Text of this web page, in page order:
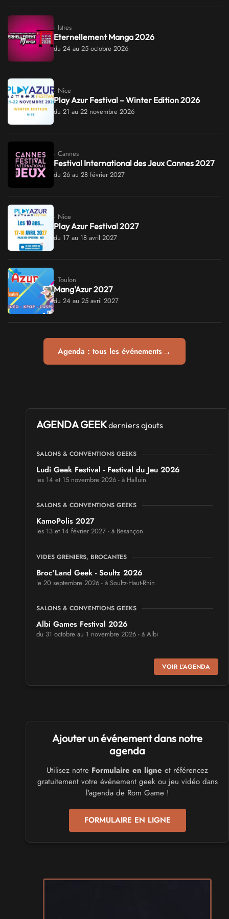
· Istres
Eternellement Manga 2026
du 24 au 25 octobre 2026
· Nice
Play Azur Festival – Winter Edition 2026
du 21 au 22 novembre 2026
· Cannes
Festival International des Jeux Cannes 2027
du 26 au 28 février 2027
· Nice
Play Azur Festival 2027
du 17 au 18 avril 2027
· Toulon
Mang'Azur 2027
du 24 au 25 avril 2027
Agenda : tous les événements→
AGENDA GEEKderniers ajouts
SALONS & CONVENTIONS GEEKS
Ludi Geek Festival - Festival du Jeu 2026
les 14 et 15 novembre 2026 - à Halluin
SALONS & CONVENTIONS GEEKS
KamoPolis 2027
les 13 et 14 février 2027 - à Besançon
VIDES GRENIERS, BROCANTES
Broc'Land Geek - Soultz 2026
le 20 septembre 2026 - à Soultz-Haut-Rhin
SALONS & CONVENTIONS GEEKS
Albi Games Festival 2026
du 31 octobre au 1 novembre 2026 - à Albi
Virtual Calais - salon du jeu vidéo et des loisirs
numériques 2026
SALONS & CONVENTIONS GEEKS
Trolls et Légendes 2027
du 26 au 28 mars 2027 - à Mons
CULTURE JAPONAISE ET OTAKU
Mang'Azur 2027
les 24 et 25 avril 2027 - à Toulon
SALONS & CONVENTIONS GEEKS
Play Azur Festival 2027
SALONS & CONVENTIONS GEEKS
VOIR L'AGENDA
Ajouter un événement dans notre
agenda
Utilisez notre Formulaire en ligne et référencez
gratuitement votre événement geek ou jeu vidéo dans
l'agenda de Rom Game !
FORMULAIRE EN LIGNE